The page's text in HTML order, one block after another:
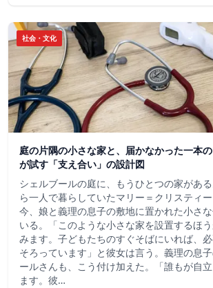
社会・文化
庭の片隅の小さな家と、届かなかった一本
が試す「支え合い」の設計図
シェルブールの庭に、もうひとつの家があ
ら一人で暮らしていたマリー＝クリスティ
今、娘と義理の息子の敷地に置かれた小さ
いる。「このような小さな家を設置するほ
みます。子どもたちのすぐそばにいれば、
そろっています」と彼女は言う。義理の息
ールさんも、こう付け加えた。「誰もが自
ます。彼…